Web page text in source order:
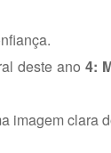
deste ano 4:
imagem clara